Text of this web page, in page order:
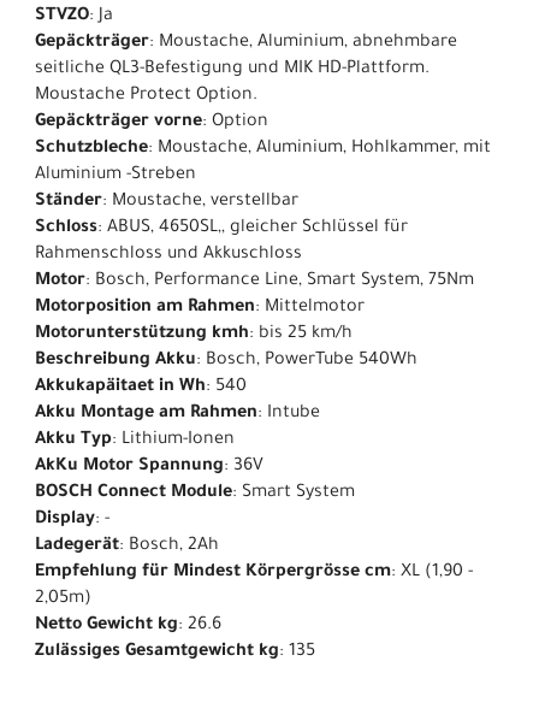
STVZO: Ja
Gepäckträger: Moustache, Aluminium, abnehmbare
seitliche QL3-Befestigung und MIK HD-Plattform.
Moustache Protect Option.
Gepäckträger vorne: Option
Schutzbleche: Moustache, Aluminium, Hohlkammer, mit
Aluminium -Streben
Ständer: Moustache, verstellbar
Schloss: ABUS, 4650SL,, gleicher Schlüssel für
Rahmenschloss und Akkuschloss
Motor: Bosch, Performance Line, Smart System, 75Nm
Motorposition am Rahmen: Mittelmotor
Motorunterstützung kmh: bis 25 km/h
Beschreibung Akku: Bosch, PowerTube 540Wh
Akkukapäitaet in Wh: 540
Akku Montage am Rahmen: Intube
Akku Typ: Lithium-Ionen
AkKu Motor Spannung: 36V
BOSCH Connect Module: Smart System
Display: -
Ladegerät: Bosch, 2Ah
Empfehlung für Mindest Körpergrösse cm: XL (1,90 -
2,05m)
Netto Gewicht kg: 26.6
Zulässiges Gesamtgewicht kg: 135